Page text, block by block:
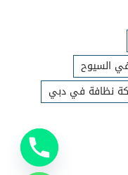
السيوح
نظافة في دبي